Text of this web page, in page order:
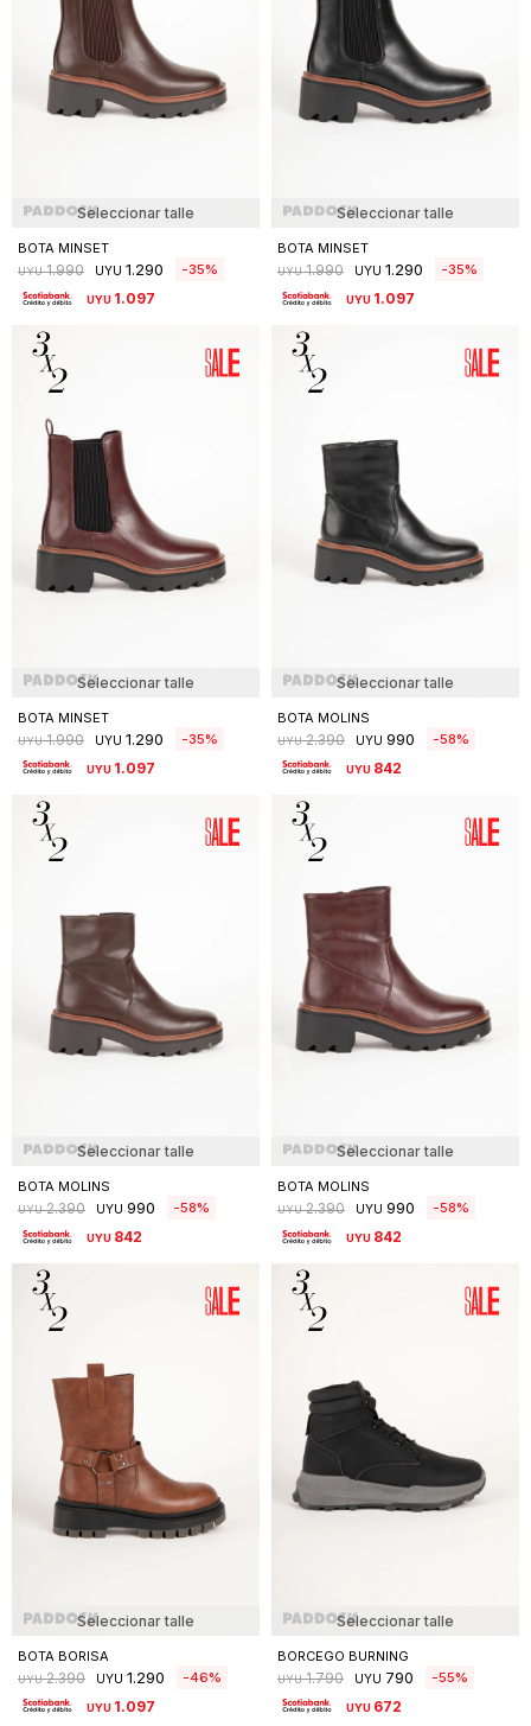
Seleccionar talle
BOTA MINSET
UYU 1.990 UYU 1.290 35
UYU 1.097
Seleccionar talle
BOTA MINSET
UYU 1.990 UYU 1.290 35
UYU 1.097
Seleccionar talle
BOTA MINSET
UYU 1.990 UYU 1.290 35
UYU 1.097
Seleccionar talle
BOTA MOLINS
UYU 2.390 UYU 990 58
UYU 842
Seleccionar talle
BOTA MOLINS
UYU 2.390 UYU 990 58
UYU 842
Seleccionar talle
BOTA MOLINS
UYU 2.390 UYU 990 58
UYU 842
Seleccionar talle
BOTA BORISA
UYU 2.390 UYU 1.290 46
UYU 1.097
Seleccionar talle
BORCEGO BURNING
UYU 1.790 UYU 790 55
UYU 672